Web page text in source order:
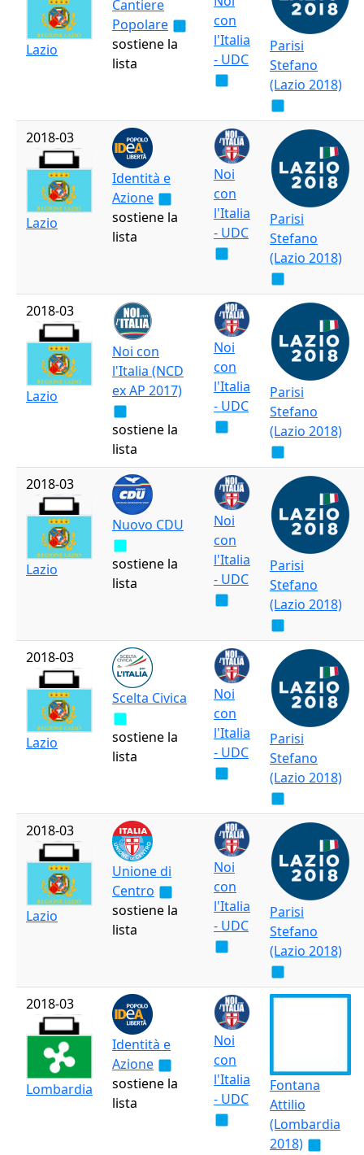
Lazio
Cantiere
Popolare
sostiene la
lista
con
l'Italia
- UDC
Parisi
Stefano
(Lazio 2018)
2018-03
Lazio
Identità e
Azione
sostiene la
lista
Noi
con
l'Italia
- UDC
Parisi
Stefano
(Lazio 2018)
2018-03
Lazio
Noi con
l'Italia (NCD
ex AP 2017)
sostiene la
lista
Noi
con
l'Italia
- UDC
Parisi
Stefano
(Lazio 2018)
2018-03
Lazio
Nuovo CDU
sostiene la
lista
Noi
con
l'Italia
- UDC
Parisi
Stefano
(Lazio 2018)
2018-03
Lazio
Scelta Civica
sostiene la
lista
Noi
con
l'Italia
- UDC
Parisi
Stefano
(Lazio 2018)
2018-03
Lazio
Unione di
Centro
sostiene la
lista
Noi
con
l'Italia
- UDC
Parisi
Stefano
(Lazio 2018)
2018-03
Lombardia
Identità e
Azione
sostiene la
lista
Noi
con
l'Italia
- UDC
Fontana
Attilio
(Lombardia
2018)